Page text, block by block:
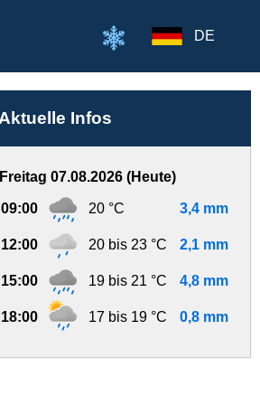
DE
Aktuelle Infos
Freitag 07.08.2026 (Heute)
09:00 20 °C 3,4 mm
12:00 20 bis 23 °C 2,1 mm
15:00 19 bis 21 °C 4,8 mm
18:00 17 bis 19 °C 0,8 mm